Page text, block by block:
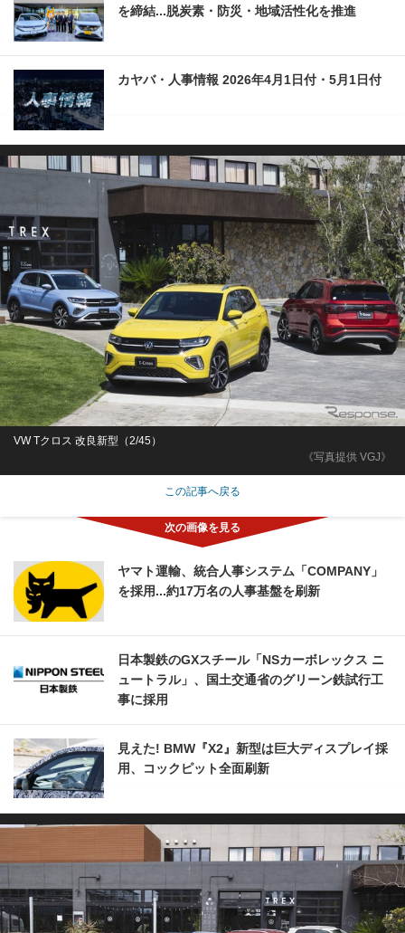
を締結...脱炭素・防災・地域活性化を推進
カヤバ・人事情報 2026年4月1日付・5月1日付
《写真提供 VGJ》
VW Tクロス 改良新型（2/45）
この記事へ戻る
ヤマト運輸、統合人事システム「COMPANY」
を採用...約17万名の人事基盤を刷新
日本製鉄のGXスチール「NSカーボレックス ニ
ュートラル」、国土交通省のグリーン鉄試行工
事に採用
見えた! BMW『X2』新型は巨大ディスプレイ採
用、コックピット全面刷新